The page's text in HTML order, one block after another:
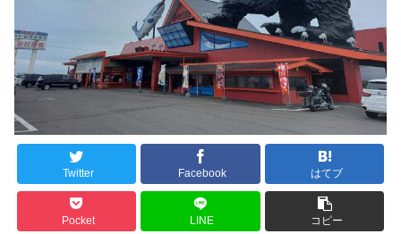
Twitter Facebook はてブ
Pocket LINE コピー